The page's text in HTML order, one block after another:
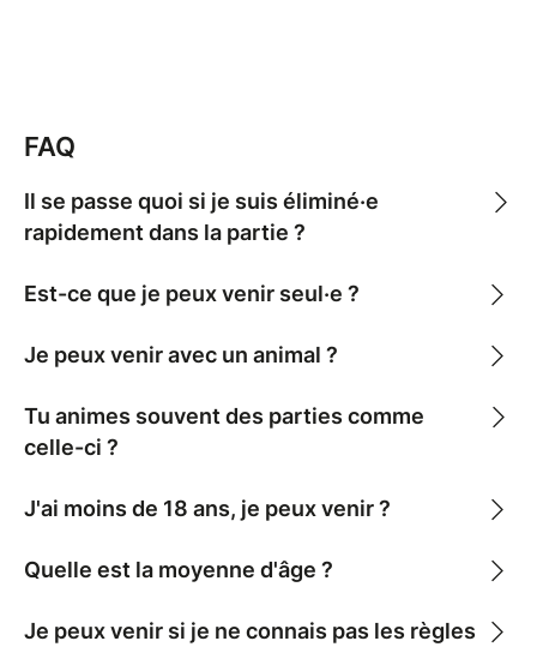
soupçonne. Et je ne te parle même pas de la
Sorcière, du Chasseur, du Renard, de l'Ancien... Bref,
rebondissements et fun GA-RAN-TIS.
FAQ
Il se passe quoi si je suis éliminé·e
rapidement dans la partie ?
Est-ce que je peux venir seul·e ?
Je peux venir avec un animal ?
Tu animes souvent des parties comme
celle-ci ?
J'ai moins de 18 ans, je peux venir ?
Quelle est la moyenne d'âge ?
Je peux venir si je ne connais pas les règles